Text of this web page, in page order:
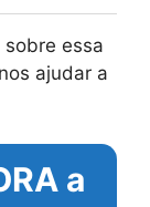
essa
ajudar a
a